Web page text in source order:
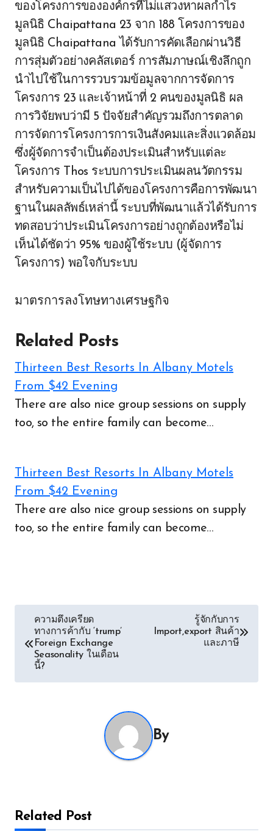
ของโครงการขององค์กรที่ไม่แสวงหาผลกำไร
มูลนิธิ Chaipattana 23 จาก 188 โครงการของ
มูลนิธิ Chaipattana ได้รับการคัดเลือกผ่านวิธี
การสุ่มตัวอย่างคลัสเตอร์ การสัมภาษณ์เชิงลึกถูก
นำไปใช้ในการรวบรวมข้อมูลจากการจัดการ
โครงการ 23 และเจ้าหน้าที่ 2 คนของมูลนิธิ ผล
การวิจัยพบว่ามี 5 ปัจจัยสำคัญรวมถึงการตลาด
การจัดการโครงการการเงินสังคมและสิ่งแวดล้อม
ซึ่งผู้จัดการจำเป็นต้องประเมินสำหรับแต่ละ
โครงการ Thos ระบบการประเมินผลนวัตกรรม
สำหรับความเป็นไปได้ของโครงการคือการพัฒนา
ฐานในผลลัพธ์เหล่านี้ ระบบที่พัฒนาแล้วได้รับการ
ทดสอบว่าประเมินโครงการอย่างถูกต้องหรือไม่
เห็นได้ชัดว่า 95% ของผู้ใช้ระบบ (ผู้จัดการ
โครงการ) พอใจกับระบบ
มาตรการลงโทษทางเศรษฐกิจ
Related Posts
Thirteen Best Resorts In Albany Motels
From $42 Evening
There are also nice group sessions on supply
too, so the entire family can become…
Thirteen Best Resorts In Albany Motels
From $42 Evening
There are also nice group sessions on supply
too, so the entire family can become…
Post
navigation
ความตึงเครียด
ทางการค้ากับ ‘trump’
Foreign Exchange
Seasonality ในเดือน
นี้?
รู้จักกับการ
Import,export สินค้า
และภาษี
By
Related Post